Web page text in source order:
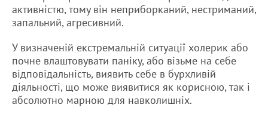
активністю, тому він неприборканий, нестриманий,
запальний, агресивний.
У визначеній екстремальній ситуації холерик або
почне влаштовувати паніку, або візьме на себе
відповідальність, виявить себе в бурхливій
діяльності, що може виявитися як корисною, так і
абсолютно марною для навколишніх.